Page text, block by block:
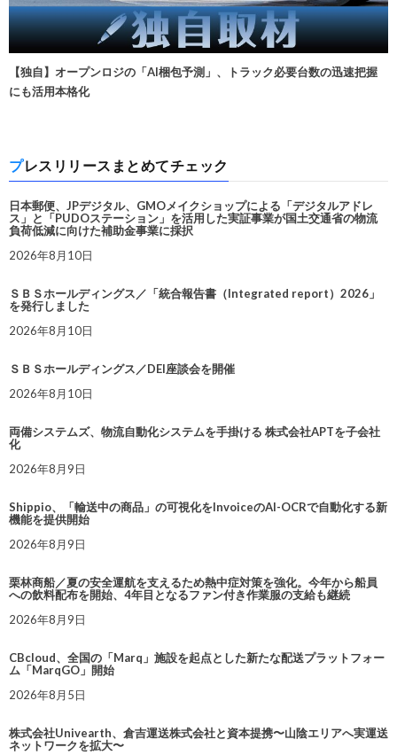
【独自】オープンロジの「AI梱包予測」、トラック必要台数の迅速把握
にも活用本格化
プレスリリースまとめてチェック
日本郵便、JPデジタル、GMOメイクショップによる「デジタルアドレ
ス」と「PUDOステーション」を活用した実証事業が国土交通省の物流
負荷低減に向けた補助金事業に採択
2026年8月10日
ＳＢＳホールディングス／「統合報告書（Integrated report）2026」
を発行しました
2026年8月10日
ＳＢＳホールディングス／DEI座談会を開催
2026年8月10日
両備システムズ、物流自動化システムを手掛ける 株式会社APTを子会社
化
2026年8月9日
Shippio、「輸送中の商品」の可視化をInvoiceのAI-OCRで自動化する新
機能を提供開始
2026年8月9日
栗林商船／夏の安全運航を支えるため熱中症対策を強化。今年から船員
への飲料配布を開始、4年目となるファン付き作業服の支給も継続
2026年8月9日
CBcloud、全国の「Marq」施設を起点とした新たな配送プラットフォー
ム「MarqGO」開始
2026年8月5日
株式会社Univearth、倉吉運送株式会社と資本提携〜山陰エリアへ実運送
ネットワークを拡大〜